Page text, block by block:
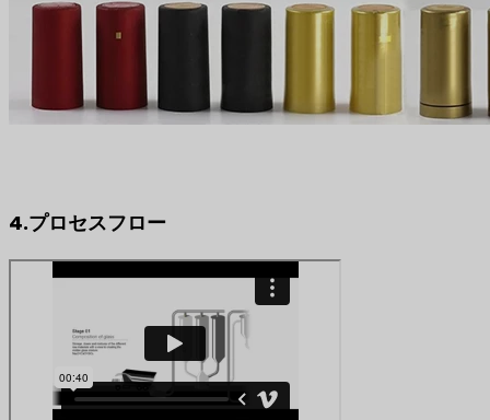
4.プロセスフロー